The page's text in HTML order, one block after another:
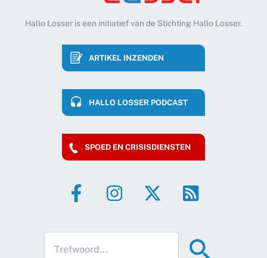
Hallo Losser is een initiatief van de Stichting Hallo Losser.
ARTIKEL INZENDEN
HALLO LOSSER PODCAST
SPOED EN CRISISDIENSTEN